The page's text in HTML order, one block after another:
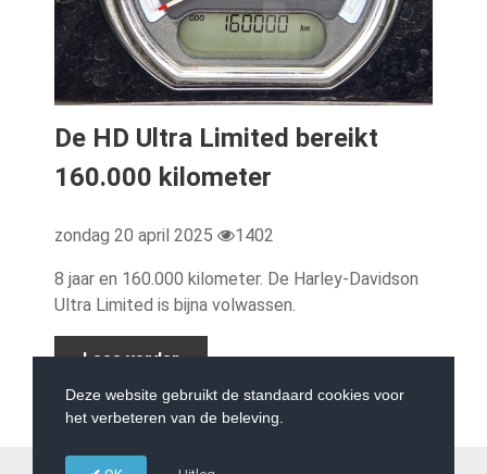
De HD Ultra Limited bereikt
160.000 kilometer
zondag 20 april 2025 1402
8 jaar en 160.000 kilometer. De Harley-Davidson
Ultra Limited is bijna volwassen.
Lees verder
Deze website gebruikt de standaard cookies voor
het verbeteren van de beleving.